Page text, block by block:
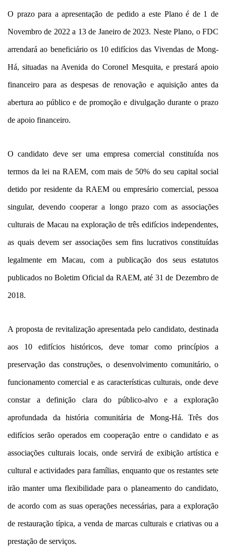
O prazo para a apresentação de pedido a este Plano é de 1 de
Novembro de 2022 a 13 de Janeiro de 2023. Neste Plano, o FDC
arrendará ao beneficiário os 10 edifícios das Vivendas de Mong-
Há, situadas na Avenida do Coronel Mesquita, e prestará apoio
financeiro para as despesas de renovação e aquisição antes da
abertura ao público e de promoção e divulgação durante o prazo
de apoio financeiro.
O candidato deve ser uma empresa comercial constituída nos
termos da lei na RAEM, com mais de 50% do seu capital social
detido por residente da RAEM ou empresário comercial, pessoa
singular, devendo cooperar a longo prazo com as associações
culturais de Macau na exploração de três edifícios independentes,
as quais devem ser associações sem fins lucrativos constituídas
legalmente em Macau, com a publicação dos seus estatutos
publicados no Boletim Oficial da RAEM, até 31 de Dezembro de
2018.
A proposta de revitalização apresentada pelo candidato, destinada
aos 10 edifícios históricos, deve tomar como princípios a
preservação das construções, o desenvolvimento comunitário, o
funcionamento comercial e as características culturais, onde deve
constar a definição clara do público-alvo e a exploração
aprofundada da história comunitária de Mong-Há. Três dos
edifícios serão operados em cooperação entre o candidato e as
associações culturais locais, onde servirá de exibição artística e
cultural e actividades para famílias, enquanto que os restantes sete
irão manter uma flexibilidade para o planeamento do candidato,
de acordo com as suas operações necessárias, para a exploração
de restauração típica, a venda de marcas culturais e criativas ou a
prestação de serviços.